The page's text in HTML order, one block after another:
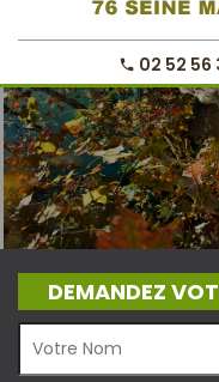
02 52 56
DEMANDEZ